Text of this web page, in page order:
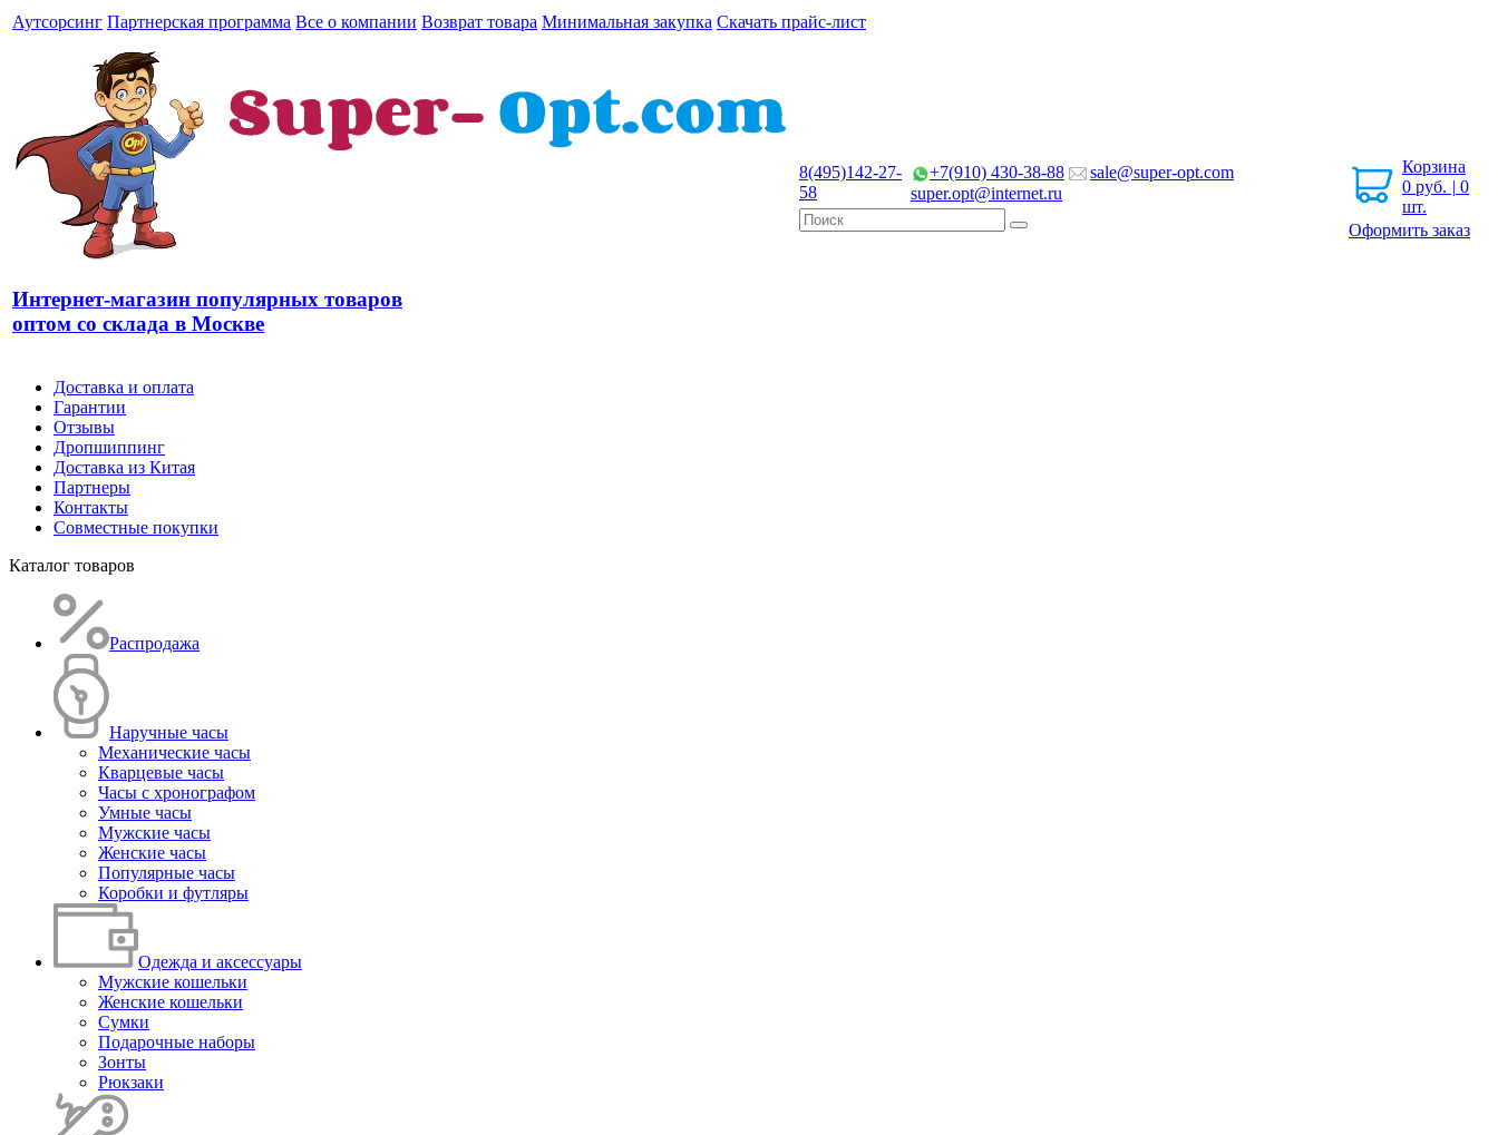
Аутсорсинг Партнерская программа Все о компании Возврат товара Минимальная закупка Скачать прайс-лист
Интернет-магазин популярных товаров
оптом со склада в Москве
8(495)142-27-
58
+7(910) 430-38-88
sale@super-opt.com
super.opt@internet.ru
Корзина
0 руб. | 0
шт.
Оформить заказ
Доставка и оплата
Гарантии
Отзывы
Дропшиппинг
Доставка из Китая
Партнеры
Контакты
Совместные покупки
Каталог товаров
Распродажа
Наручные часы
Механические часы
Кварцевые часы
Часы с хронографом
Умные часы
Мужские часы
Женские часы
Популярные часы
Коробки и футляры
Одежда и аксессуары
Мужские кошельки
Женские кошельки
Сумки
Подарочные наборы
Зонты
Рюкзаки